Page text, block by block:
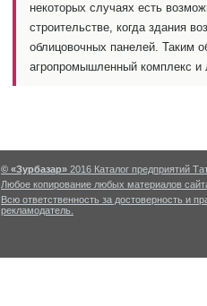
некоторых случаях есть
строительстве, когда здания
облицовочных панелей. Таким
агропромышленный комплекс и
© «Зурбазар» 2016 Каталог предприятий
Любое копирование любых материалов
Всю ответственность за достоверность и
рекламодатель.